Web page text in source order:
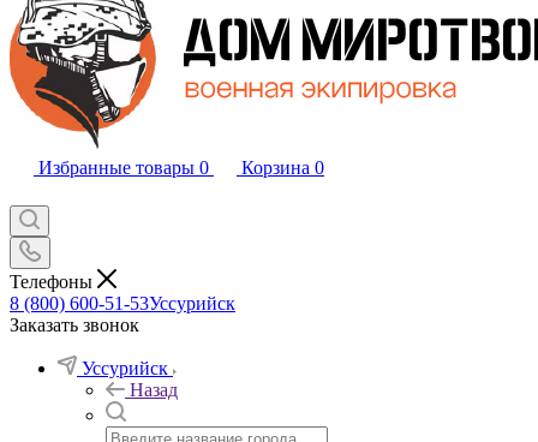
Избранные товары 0 Корзина 0
Телефоны
8 (800) 600-51-53Уссурийск
Заказать звонок
Уссурийск
Назад